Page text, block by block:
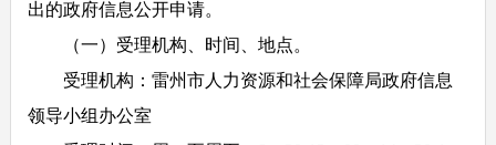
出的政府信息公开申请。
（一）受理机构、时间、地点。
受理机构：雷州市人力资源和社会保障局政府信息
领导小组办公室